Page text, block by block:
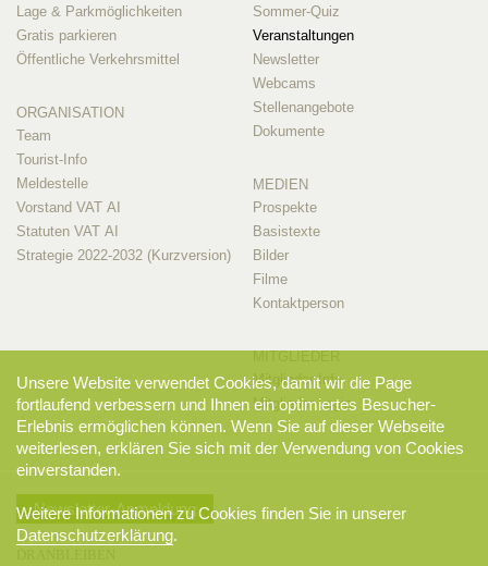
Lage & Parkmöglichkeiten
Gratis parkieren
Öffentliche Verkehrsmittel
ORGANISATION
Team
Tourist-Info
Meldestelle
Vorstand VAT AI
Statuten VAT AI
Strategie 2022-2032 (Kurzversion)
Sommer-Quiz
Veranstaltungen
Newsletter
Webcams
Stellenangebote
Dokumente
MEDIEN
Prospekte
Basistexte
Bilder
Filme
Kontaktperson
MITGLIEDER
Mitglieder-Info
Mitglieder-Login
Newsletter-Anmeldung
Unsere Website verwendet Cookies, damit wir die Page
fortlaufend verbessern und Ihnen ein optimiertes Besucher-
Erlebnis ermöglichen können. Wenn Sie auf dieser Webseite
weiterlesen, erklären Sie sich mit der Verwendung von Cookies
einverstanden.
Weitere Informationen zu Cookies finden Sie in unserer
Datenschutzerklärung.